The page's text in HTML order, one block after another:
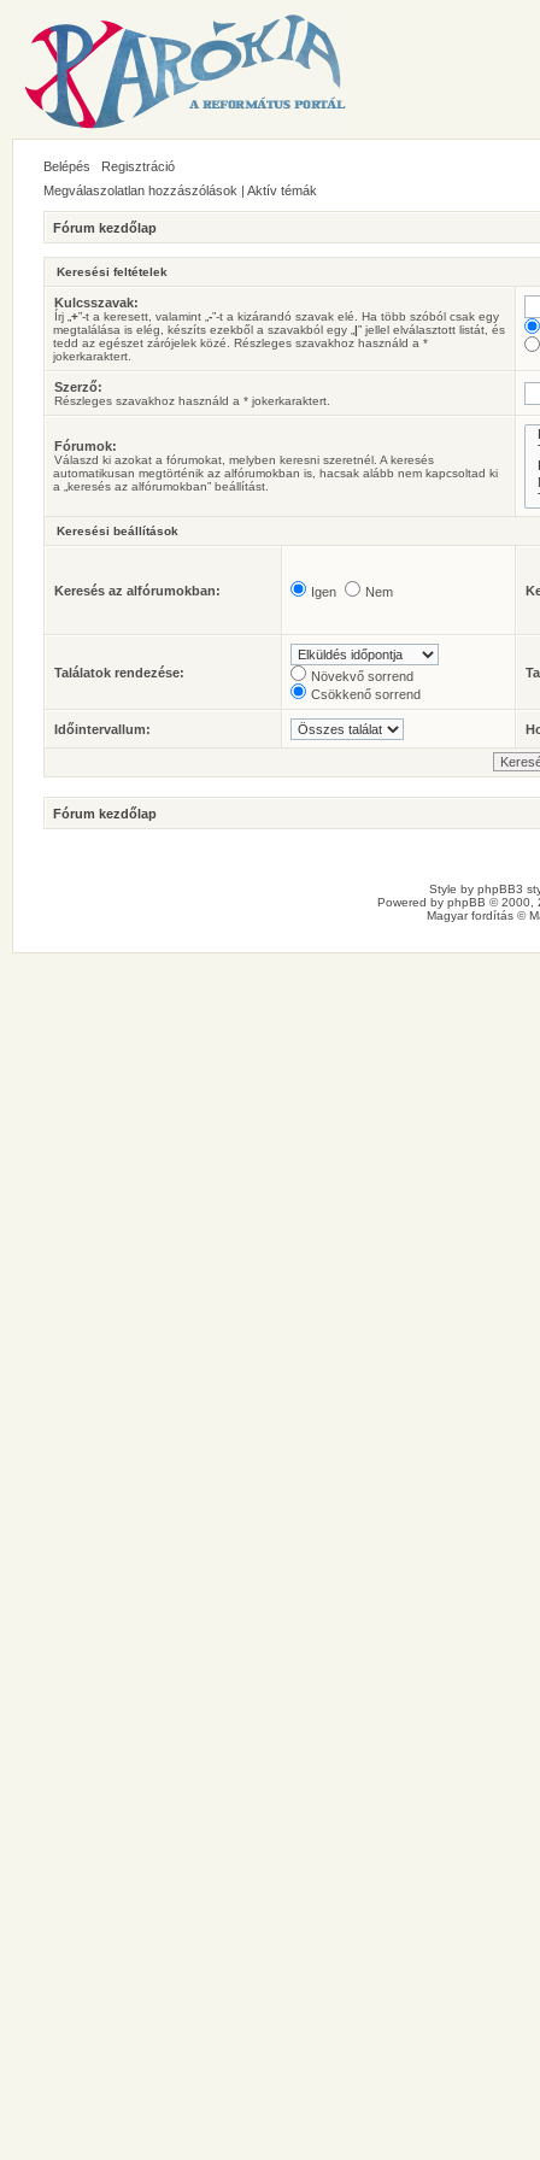
Belépés
Regisztráció
Megválaszolatlan hozzászólások | Aktív témák
Fórum kezdőlap
Keresési feltételek
Kulcsszavak:
Írj „ +”-t a keresett, valamint „ -”-t a kizárandó szavak elé. Ha több szóból csak egy
megtalálása is elég, készíts ezekből a szavakból egy „ |” jellel elválasztott listát, és
tedd az egészet zárójelek közé. Részleges szavakhoz használd a *
jokerkaraktert.
Szerző:
Részleges szavakhoz használd a * jokerkaraktert.
Fórumok:
Válaszd ki azokat a fórumokat, melyben keresni szeretnél. A keresés
automatikusan megtörténik az alfórumokban is, hacsak alább nem kapcsoltad ki
a „keresés az alfórumokban” beállítást.
Keresési beállítások
Keresés az alfórumokban: Igen Nem
Találatok rendezése:
Növekvő sorrend
Csökkenő sorrend
Időintervallum:
Fórum kezdőlap
Style by phpBB3
Powered by phpBB © 2000,
Magyar fordítás ©